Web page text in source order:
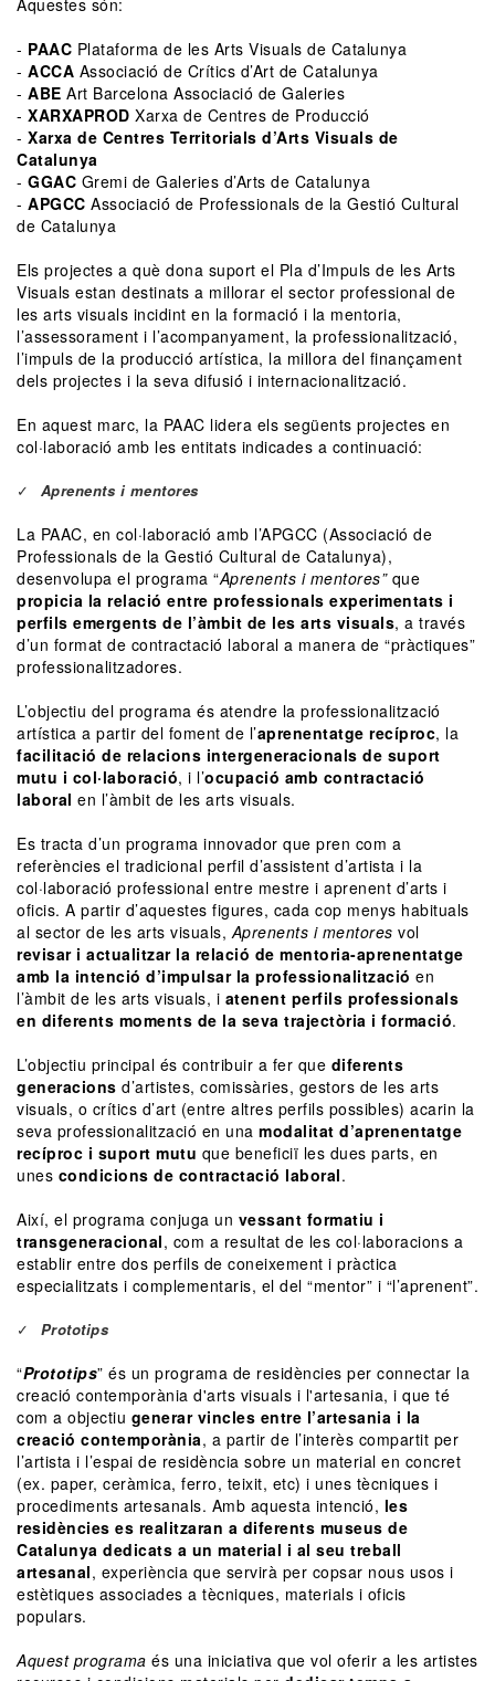
- PAAC Plataforma de les Arts Visuals de Catalunya
- ACCA Associació de Crítics d’Art de Catalunya
- ABE Art Barcelona Associació de Galeries
- XARXAPROD Xarxa de Centres de Producció
- Xarxa de Centres Territorials d’Arts Visuals de
Catalunya
- GGAC Gremi de Galeries d’Arts de Catalunya
- APGCC Associació́ de Professionals de la Gestió Cultural
de Catalunya
Els projectes a què dona suport el Pla d’Impuls de les Arts
Visuals estan destinats a millorar el sector professional de
les arts visuals incidint en la formació́ i la mentoria,
l’assessorament i l’acompanyament, la professionalització,
l’impuls de la producció artística, la millora del finançament
dels projectes i la seva difusió́ i internacionalització.
En aquest marc, la PAAC lidera els següents projectes en
col·laboració amb les entitats indicades a continuació:
Aprenents i mentores
La PAAC, en col·laboració amb l’APGCC (Associació de
Professionals de la Gestió Cultural de Catalunya),
desenvolupa el programa “Aprenents i mentores”que
propicia la relació entre professionals experimentats i
perfils emergents de l’àmbit de les arts visuals, a través
d’un format de contractació laboral a manera de “pràctiques”
professionalitzadores.
L’objectiu del programa és atendre la professionalització
artística a partir del foment de l’aprenentatge recíproc, la
facilitació de relacions intergeneracionals de suport
mutu i col·laboració, i l’ocupació amb contractació
laboral en l’àmbit de les arts visuals.
Es tracta d’un programa innovador que pren com a
referències el tradicional perfil d’assistent d’artista i la
col·laboració professional entre mestre i aprenent d’arts i
oficis. A partir d’aquestes figures, cada cop menys habituals
al sector de les arts visuals, Aprenents i mentores vol
revisar i actualitzar la relació de mentoria-aprenentatge
amb la intenció d’impulsar la professionalització en
l’àmbit de les arts visuals, i atenent perfils professionals
en diferents moments de la seva trajectòria i formació.
L’objectiu principal és contribuir a fer que diferents
generacions d’artistes, comissàries, gestors de les arts
visuals, o crítics d’art (entre altres perfils possibles) acarin la
seva professionalització en una modalitat d’aprenentatge
recíproc i suport mutu que beneficiï les dues parts, en
unes condicions de contractació laboral.
Així, el programa conjuga un vessant formatiu i
transgeneracional, com a resultat de les col·laboracions a
establir entre dos perfils de coneixement i pràctica
especialitzats i complementaris, el del “mentor” i “l’aprenent”.
Prototips
“Prototips” és un programa de residències per connectar la
creació contemporània d'arts visuals i l'artesania, i que té
com a objectiu generar vincles entre l’artesania i la
creació contemporània, a partir de l’interès compartit per
l’artista i l’espai de residència sobre un material en concret
(ex. paper, ceràmica, ferro, teixit, etc) i unes tècniques i
procediments artesanals. Amb aquesta intenció, les
residències es realitzaran a diferents museus de
Catalunya dedicats a un material i al seu treball
artesanal, experiència que servirà per copsar nous usos i
estètiques associades a tècniques, materials i oficis
populars.
Aquest programa és una iniciativa que vol oferir a les artistes